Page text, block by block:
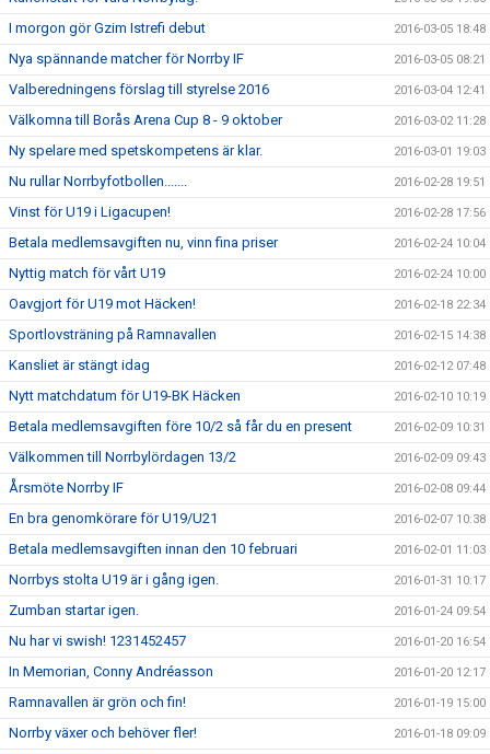
I morgon gör Gzim Istrefi debut 2016-03-05 18:48
Nya spännande matcher för Norrby IF 2016-03-05 08:21
Valberedningens förslag till styrelse 2016 2016-03-04 12:41
Välkomna till Borås Arena Cup 8 - 9 oktober 2016-03-02 11:28
Ny spelare med spetskompetens är klar. 2016-03-01 19:03
Nu rullar Norrbyfotbollen....... 2016-02-28 19:51
Vinst för U19 i Ligacupen! 2016-02-28 17:56
Betala medlemsavgiften nu, vinn fina priser 2016-02-24 10:04
Nyttig match för vårt U19 2016-02-24 10:00
Oavgjort för U19 mot Häcken! 2016-02-18 22:34
Sportlovsträning på Ramnavallen 2016-02-15 14:38
Kansliet är stängt idag 2016-02-12 07:48
Nytt matchdatum för U19-BK Häcken 2016-02-10 10:19
Betala medlemsavgiften före 10/2 så får du en present 2016-02-09 10:31
Välkommen till Norrbylördagen 13/2 2016-02-09 09:43
Årsmöte Norrby IF 2016-02-08 09:44
En bra genomkörare för U19/U21 2016-02-07 10:38
Betala medlemsavgiften innan den 10 februari 2016-02-01 11:03
Norrbys stolta U19 är i gång igen. 2016-01-31 10:17
Zumban startar igen. 2016-01-24 09:54
Nu har vi swish! 1231452457 2016-01-20 16:54
In Memorian, Conny Andréasson 2016-01-20 12:17
Ramnavallen är grön och fin! 2016-01-19 15:00
Norrby växer och behöver fler! 2016-01-18 09:09